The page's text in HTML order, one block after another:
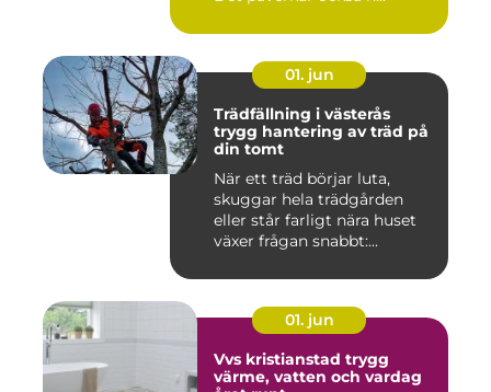
01. jun
Trädfällning i västerås
trygg hantering av träd på
din tomt
När ett träd börjar luta,
skuggar hela trädgården
eller står farligt nära huset
växer frågan snabbt:...
01. jun
Vvs kristianstad trygg
värme, vatten och vardag